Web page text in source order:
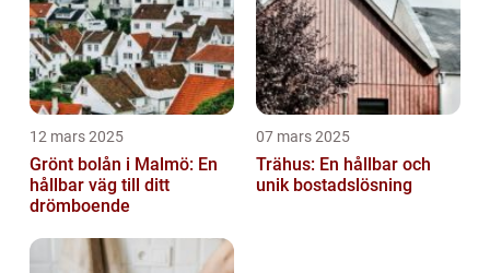
12 mars 2025
Grönt bolån i Malmö: En
hållbar väg till ditt
drömboende
07 mars 2025
Trähus: En hållbar och
unik bostadslösning